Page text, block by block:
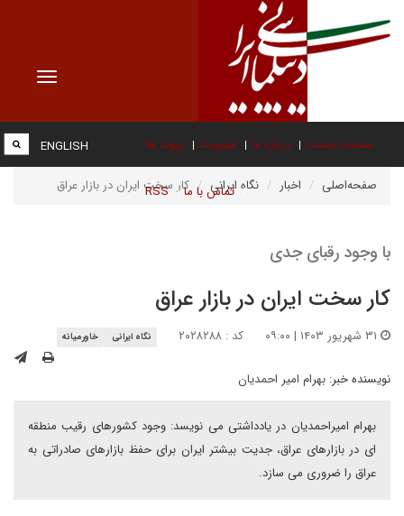
Toggle
صفحه نخست درباره ما عضویت پیوند ها
تماس با ما RSS
ENGLISH
صفحه‌اصلی اخبار نگاه ایرانی کار سخت ایران در بازار عراق
با وجود رقبای جدی
کار سخت ایران در بازار عراق
کد : ۲۰۲۸۲۸۸ نگاه ایرانی خاورمیانه
نویسنده خبر: بهرام امیر احمدیان
بهرام امیراحمدیان در یادداشتی می نویسد: وجود کشورهای رقیب منطقه
ای در بازارهای عراق، جدیت بیشتر ایران برای حفظ بازارهای صادراتی به
عراق را ضروری می سازد.